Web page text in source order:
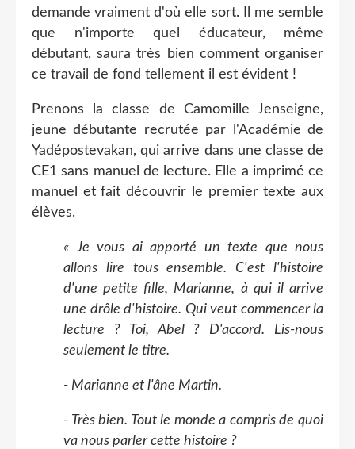
demande vraiment d'où elle sort. Il me semble
que n'importe quel éducateur, même
débutant, saura très bien comment organiser
ce travail de fond tellement il est évident !
Prenons la classe de Camomille Jenseigne,
jeune débutante recrutée par l'Académie de
Yadépostevakan, qui arrive dans une classe de
CE1 sans manuel de lecture. Elle a imprimé ce
manuel et fait découvrir le premier texte aux
élèves.
­­« Je vous ai apporté un texte que nous
allons lire tous ensemble. C'est l'histoire
d'une petite fille, Marianne, à qui il arrive
une drôle d'histoire. Qui veut commencer la
lecture ? Toi, Abel ? D'accord. Lis-nous
seulement le titre.
­­- Marianne et l'âne Martin.
- Très bien. Tout le monde a compris de quoi
va nous parler cette histoire ?